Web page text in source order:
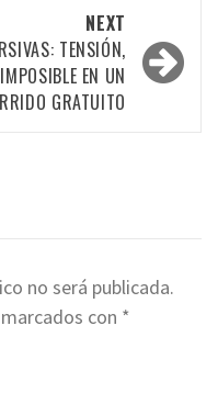
NEXT
TENSIÓN,
EN UN
GRATUITO
no será publicada.
con *